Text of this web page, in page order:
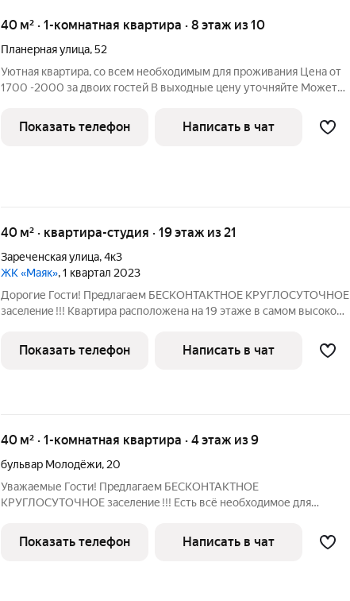
40 м² · 1-комнатная квартира · 8 этаж из 10
Планерная улица,52
Уютная квартира, со всем необходимым для проживания Цена от
1700 -2000 за двоих гостей В выходные цену уточняйте Может
1000р, возвращается при выселении, при условии порядка и
чистоты,
Показать телефон Написать в чат
40 м² · квартира-студия · 19 этаж из 21
Зареченская улица,4к3
ЖК «Маяк», 1 квартал 2023
Дорогие Гоcти! Прeдлагаем БЕCКOНTAКТHOE КPУГЛOCУTOЧНОЕ
заceлeниe !!! Квартира расположена на 19 этаже в самом высоком
микрорайоне идеальное место для комфортного проживания с
панорамным
Показать телефон Написать в чат
40 м² · 1-комнатная квартира · 4 этаж из 9
бульвар Молодёжи, 20
Уважаемые Гоcти! Прeдлагаем БЕCКOНTAКТHOE
КPУГЛOCУTOЧНОЕ заceлeниe !!! Есть всё необходимое для
рублей возвращается после уборки до 18.00 . Залог с детьми до 5
лет 2000. ( залог не возвращается
Показать телефон Написать в чат